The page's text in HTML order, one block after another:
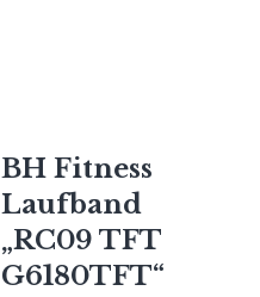
BH Fitness
Laufband
„RC09 TFT
G6180TFT“